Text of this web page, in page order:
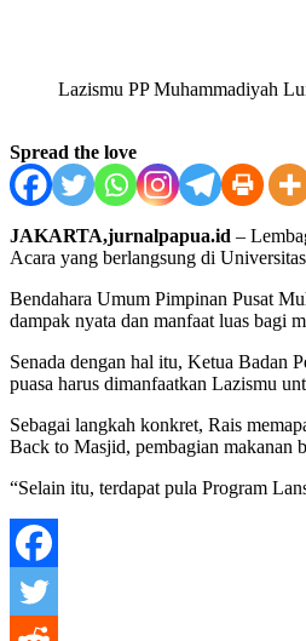
Lazismu PP Muhammadiyah
Spread the love
JAKARTA,jurnalpapua.id –
Acara yang berlangsung di
Bendahara Umum Pimpinan Pusat
dampak nyata dan manfaat luas bagi
Senada dengan hal itu, Ketua Badan
puasa harus dimanfaatkan Lazismu
Sebagai langkah konkret, Rais
Back to Masjid, pembagian makanan
“Selain itu, terdapat pula Program